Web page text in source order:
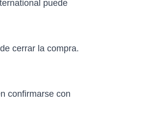
puede
cerrar la compra.
confirmarse con